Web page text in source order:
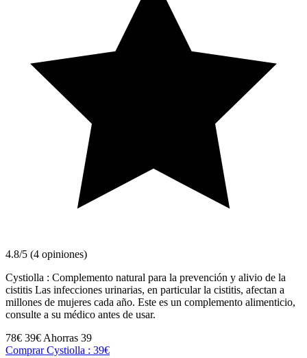
4.8/5 (4 opiniones)
Cystiolla : Complemento natural para la prevención y alivio de la
cistitis Las infecciones urinarias, en particular la cistitis, afectan a
millones de mujeres cada año. Este es un complemento alimenticio,
consulte a su médico antes de usar.
78€ 39€ Ahorras 39
Comprar Cystiolla : 39€